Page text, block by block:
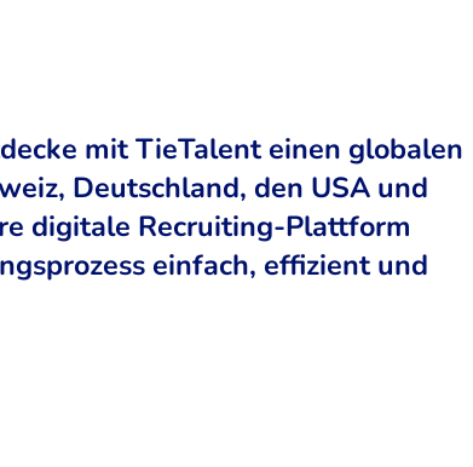
mit TieTalent einen globalen
Deutschland, den USA und
digitale Recruiting-Plattform
einfach, effizient und